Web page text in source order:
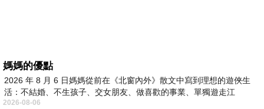
媽媽的優點
2026 年 8 月 6 日媽媽從前在《北窗內外》散文中寫到理想的遊俠生
活：不結婚、不生孩子、交女朋友、做喜歡的事業、單獨遊走江
湖⋯⋯，
2026-08-06